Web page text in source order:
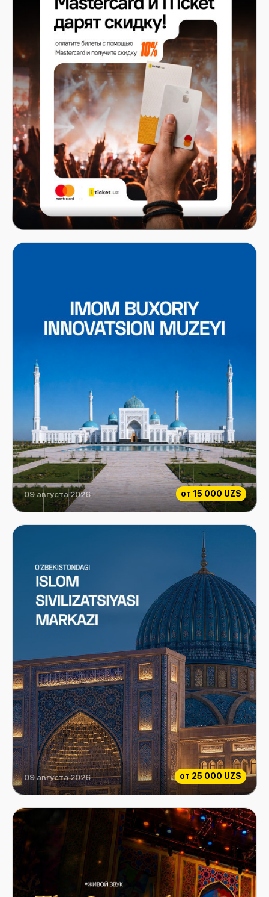
Mastercard x ITICKET.UZ
от 15 000 UZS
Инновационный музей Имама Бухари
09 августа 2026
от 25 000 UZS
Центр исламской цивилизации
09 августа 2026